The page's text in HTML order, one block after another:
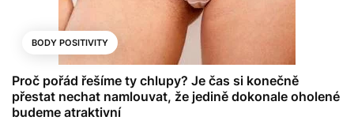
BODY POSITIVITY
Proč pořád řešíme ty chlupy? Je čas si konečně
přestat nechat namlouvat, že jedině dokonale oholené
budeme atraktivní